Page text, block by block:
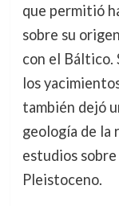
que permitió
sobre su
con el Báltico.
los
también dejó
geología de la
estudios
Pleistoceno.